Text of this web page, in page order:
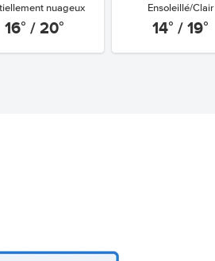
nuageux
16° / 20°
Ensoleillé/Clair
14° / 19°